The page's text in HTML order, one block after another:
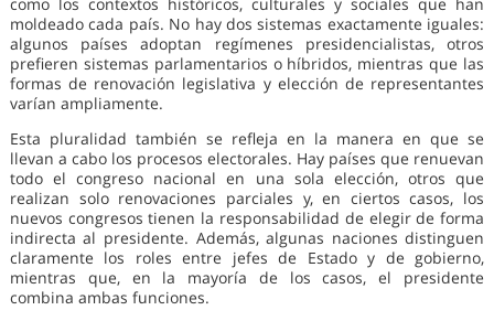
como los contextos históricos, culturales y sociales que han
moldeado cada país. No hay dos sistemas exactamente iguales:
algunos países adoptan regímenes presidencialistas, otros
prefieren sistemas parlamentarios o híbridos, mientras que las
formas de renovación legislativa y elección de representantes
varían ampliamente.
Esta pluralidad también se refleja en la manera en que se
llevan a cabo los procesos electorales. Hay países que renuevan
todo el congreso nacional en una sola elección, otros que
realizan solo renovaciones parciales y, en ciertos casos, los
nuevos congresos tienen la responsabilidad de elegir de forma
indirecta al presidente. Además, algunas naciones distinguen
claramente los roles entre jefes de Estado y de gobierno,
mientras que, en la mayoría de los casos, el presidente
combina ambas funciones.